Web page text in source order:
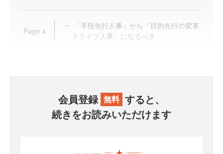
Page 4
「手段先行人事」から「目的先行の変革
ドライブ人事」になるべき
会員登録 無料 すると、
続きをお読みいただけます